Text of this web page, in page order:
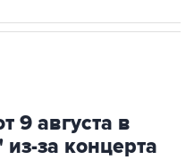
9 августа в
за концерта